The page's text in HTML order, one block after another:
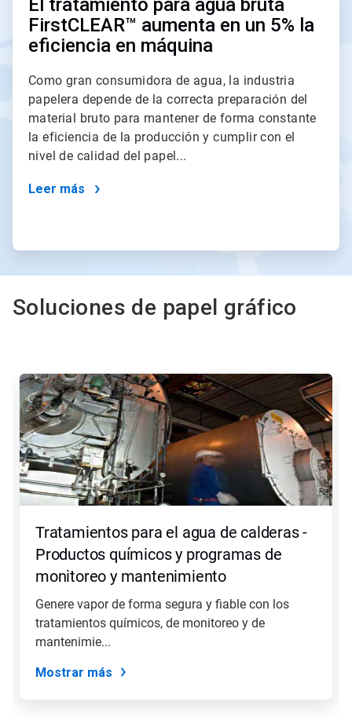
El tratamiento para agua bruta
FirstCLEAR™ aumenta en un 5% la
eficiencia en máquina
Como gran consumidora de agua, la industria
papelera depende de la correcta preparación del
material bruto para mantener de forma constante
la eficiencia de la producción y cumplir con el
nivel de calidad del papel...
Leer más
Soluciones de papel gráfico
Esto
es
un
carrusel.
Utilice
los
botones
Posterior
Anterior
navegar
diapositiva
Tratamientos para el agua de calderas -
Productos químicos y programas de
monitoreo y mantenimiento
Genere vapor de forma segura y fiable con los
tratamientos químicos, de monitoreo y de
mantenimie...
Mostrar más